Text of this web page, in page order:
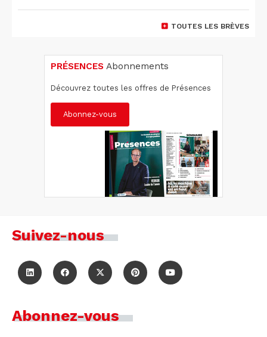
TOUTES LES BRÈVES
PRÉSENCES Abonnements
Découvrez toutes les offres de Présences
Abonnez-vous
Suivez-nous
Abonnez-vous